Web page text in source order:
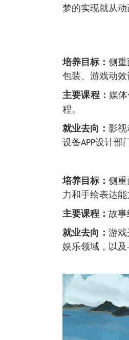
梦的实现就从动
培养目标：侧
包装、游戏动效
主要课程：媒
程。
就业去向：影
设备APP设计部
培养目标： 侧重
力和手绘表达能
主要课程： 故事
就业去向： 游戏
娱乐领域，以